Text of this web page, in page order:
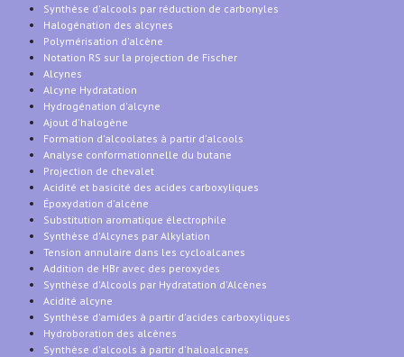
Synthèse d'alcools par réduction de carbonyles
Halogénation des alcynes
Polymérisation d'alcène
Notation RS sur la projection de Fischer
Alcynes
Alcyne Hydratation
Hydrogénation d'alcyne
Ajout d'halogène
Formation d'alcoolates à partir d'alcools
Analyse conformationnelle du butane
Projection de chevalet
Acidité et basicité des acides carboxyliques
Époxydation d'alcène
Substitution aromatique électrophile
Synthèse d'Alcynes par Alkylation
Tension annulaire dans les cycloalcanes
Addition de HBr avec des peroxydes
Synthèse d'Alcools par Hydratation d'Alcènes
Acidité alcyne
Synthèse d'amides à partir d'acides carboxyliques
Hydroboration des alcènes
Synthèse d'alcools à partir d'haloalcanes